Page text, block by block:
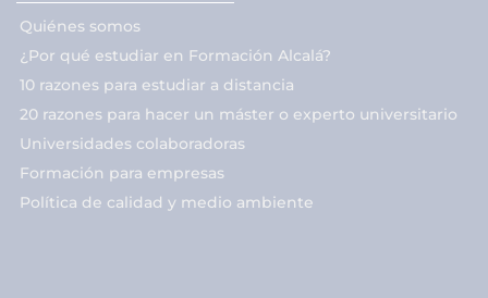
Quiénes somos
¿Por qué estudiar en Formación Alcalá?
10 razones para estudiar a distancia
20 razones para hacer un máster o experto universitario
Universidades colaboradoras
Formación para empresas
Política de calidad y medio ambiente